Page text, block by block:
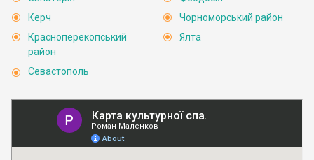
Керч
Красноперекопський
район
Севастополь
Чорноморський район
Ялта